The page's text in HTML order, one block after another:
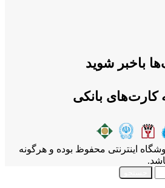
باخبر شوید
کارت‌های بانکی
اینترنتی محفوظ بوده و هرگونه